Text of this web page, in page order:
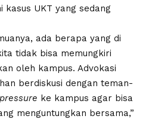
kasus UKT yang sedang
ada berapa yang di
tidak bisa memungkiri
oleh kampus. Advokasi
berdiskusi dengan teman-
pressure ke kampus agar bisa
menguntungkan bersama,”